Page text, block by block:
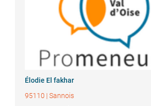
Élodie El fakhar
95110 | Sannois